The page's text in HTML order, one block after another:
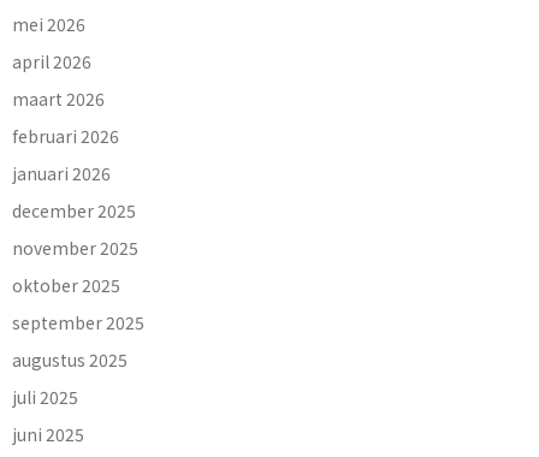
mei 2026
april 2026
maart 2026
februari 2026
januari 2026
december 2025
november 2025
oktober 2025
september 2025
augustus 2025
juli 2025
juni 2025